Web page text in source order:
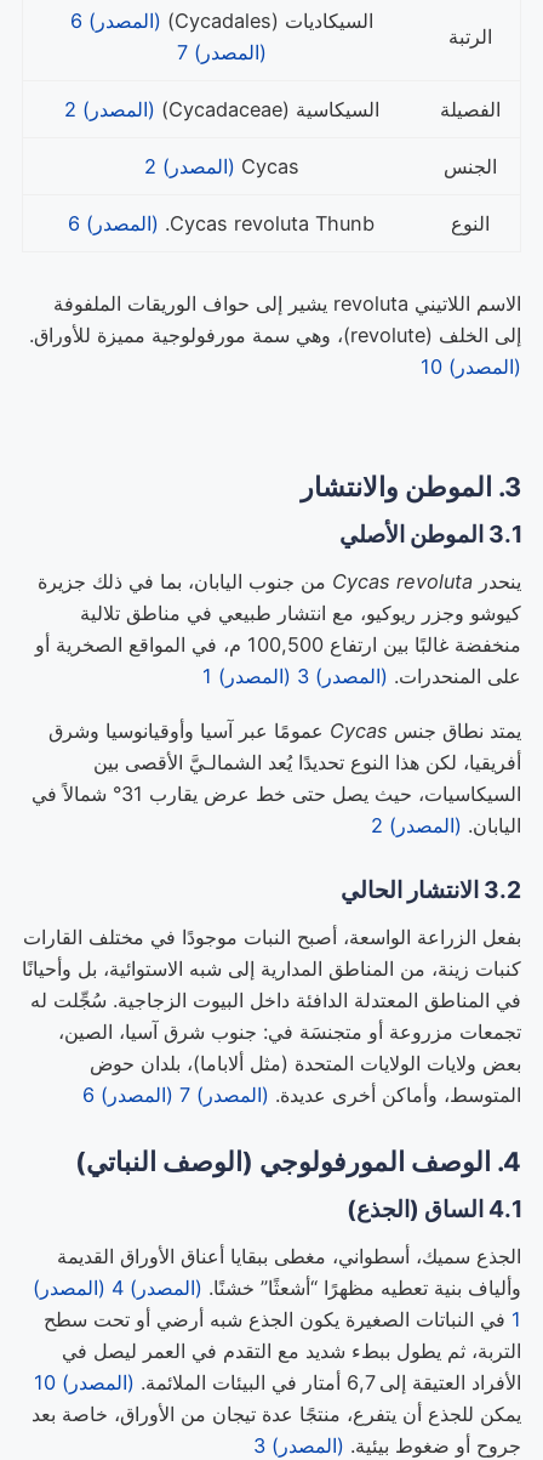
الرتبة
السيكاديات (Cycadales)
(المصدر) 6
(المصدر) 7
الفصيلة السيكاسية (Cycadaceae) (المصدر) 2
الجنس Cycas (المصدر) 2
النوع Cycas revoluta Thunb. (المصدر) 6
الاسم اللاتيني revoluta يشير إلى حواف الوريقات الملفوفة
إلى الخلف (revolute)، وهي سمة مورفولوجية مميزة للأوراق.
(المصدر) 10
3. الموطن والانتشار
3.1 الموطن الأصلي
ينحدر Cycas revoluta من جنوب اليابان، بما في ذلك جزيرة
كيوشو وجزر ريوكيو، مع انتشار طبيعي في مناطق تلالية
منخفضة غالبًا بين ارتفاع 100,500 م، في المواقع الصخرية أو
على المنحدرات. (المصدر) 3 (المصدر) 1
يمتد نطاق جنس Cycas عمومًا عبر آسيا وأوقيانوسيا وشرق
أفريقيا، لكن هذا النوع تحديدًا يُعد الشمالـيَّ الأقصى بين
السيكاسيات، حيث يصل حتى خط عرض يقارب 31° شمالاً في
اليابان. (المصدر) 2
3.2 الانتشار الحالي
بفعل الزراعة الواسعة، أصبح النبات موجودًا في مختلف القارات
كنبات زينة، من المناطق المدارية إلى شبه الاستوائية، بل وأحيانًا
في المناطق المعتدلة الدافئة داخل البيوت الزجاجية. سُجِّلت له
تجمعات مزروعة أو متجنسَة في: جنوب شرق آسيا، الصين،
بعض ولايات الولايات المتحدة (مثل ألاباما)، بلدان حوض
المتوسط، وأماكن أخرى عديدة. (المصدر) 7 (المصدر) 6
4. الوصف المورفولوجي (الوصف النباتي)
4.1 الساق (الجذع)
الجذع سميك، أسطواني، مغطى ببقايا أعناق الأوراق القديمة
وألياف بنية تعطيه مظهرًا “أشعثًا” خشنًا. (المصدر) 4
(المصدر)
1 في النباتات الصغيرة يكون الجذع شبه أرضي أو تحت سطح
التربة، ثم يطول ببطء شديد مع التقدم في العمر ليصل في
الأفراد العتيقة إلى 6,7 أمتار في البيئات الملائمة.
(المصدر) 10
يمكن للجذع أن يتفرع، منتجًا عدة تيجان من الأوراق، خاصة بعد
جروح أو ضغوط بيئية. (المصدر) 3